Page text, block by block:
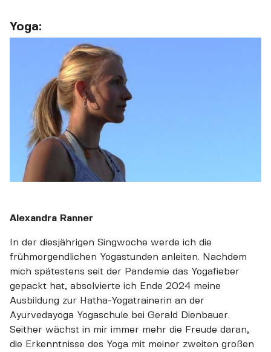
Yoga:
Alexandra Ranner
In der diesjährigen Singwoche werde ich die
frühmorgendlichen Yogastunden anleiten. Nachdem
mich spätestens seit der Pandemie das Yogafieber
gepackt hat, absolvierte ich Ende 2024 meine
Ausbildung zur Hatha-Yogatrainerin an der
Ayurvedayoga Yogaschule bei Gerald Dienbauer.
Seither wächst in mir immer mehr die Freude daran,
die Erkenntnisse des Yoga mit meiner zweiten großen